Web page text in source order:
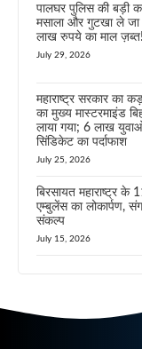
पालघर पुलिस की बड़ी
मसाला और गुटखा ले जा
लाख रुपये का माल ज़ब्त!
July 29, 2026
महाराष्ट्र सरकार का
का मुख्य मास्टरमाइंड
लाया गया; 6 लाख
सिंडिकेट का पर्दाफाश
July 25, 2026
बिरसायत महाराष्ट्र के
एम्बुलेंस का लोकार्पण,
संकल्प
July 15, 2026